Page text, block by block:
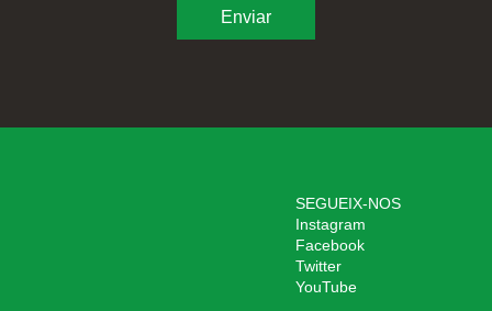
SEGUEIX-NOS
Instagram
Facebook
Twitter
YouTube